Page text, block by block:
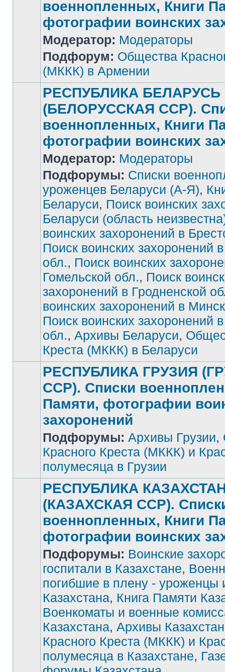
непрочитанных
сообщений
военнопленных, Книги
фотографии воинских
Модератор: Модераторы
Подфорум: Общества
(МККК) в Армении
Нет
непрочитанных
РЕСПУБЛИКА БЕЛАРУСЬ
(БЕЛОРУССКАЯ ССР).
военнопленных, Книги
фотографии воинских
Модератор: Модераторы
Подфорумы: Списки
уроженцев Беларуси (А-Я),
Беларуси, Поиск воинских
Беларуси (область
воинских захоронений в
Поиск воинских захоронений
обл., Поиск воинских
Гомельской обл., Поиск
захоронений в Гродненской
воинских захоронений в
Поиск воинских захоронений
обл., Архивы Беларуси,
Креста (МККК) в Беларуси
непрочитанных
сообщений
РЕСПУБЛИКА ГРУЗИЯ
ССР). Списки
Памяти, фотографии
захоронений
Подфорумы: Архивы Грузии,
Красного Креста (МККК) и
полумесяца в Грузии
Нет
непрочитанных
сообщений
РЕСПУБЛИКА
(КАЗАХСКАЯ ССР).
военнопленных, Книги
фотографии воинских
Подфорумы: Воинские
госпитали в Казахстане,
погибшие в плену - уроженцы
Казахстана, Книга Памяти
Военкоматы и военные
Казахстана, Архивы
Красного Креста (МККК) и
полумесяца в Казахстане,